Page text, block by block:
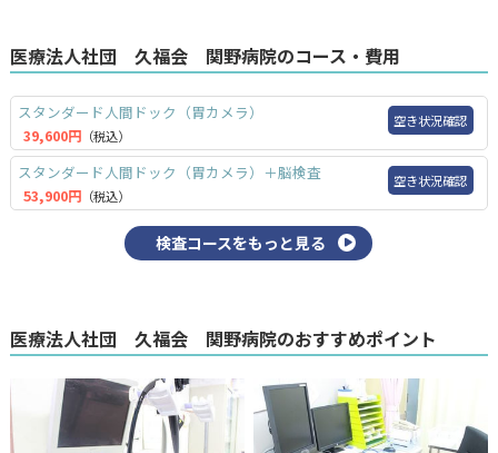
医療法人社団 久福会 関野病院のコース・費用
スタンダード人間ドック（胃カメラ）
39,600円 （税込）
空き状況確認
スタンダード人間ドック（胃カメラ）＋脳検査
53,900円 （税込）
空き状況確認
検査コースをもっと見る
医療法人社団 久福会 関野病院のおすすめポイント